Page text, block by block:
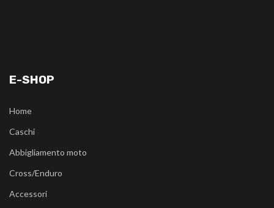
E-SHOP
Home
Caschi
Abbigliamento moto
Cross/Enduro
Accessori